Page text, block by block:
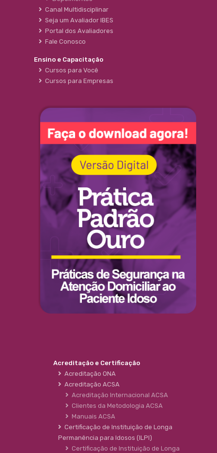
Canal Multidisciplinar
Seja um Avaliador IBES
Portal dos Avaliadores
Fale Conosco
Ensino e Capacitação
Cursos para Você
Cursos para Empresas
Acreditação e Certificação
Acreditação ONA
Acreditação ACSA
Acreditação Internacional ACSA
Clientes da Metodologia ACSA
Manuais ACSA
Certificação de Instituição de Longa
Permanência para Idosos (ILPI)
Certificação de Instituição de Longa